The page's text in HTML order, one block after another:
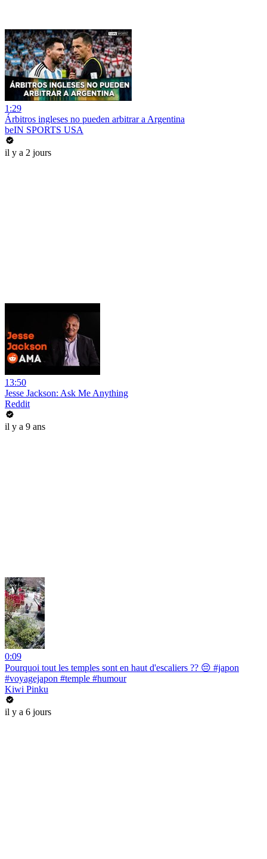
1:29
Árbitros ingleses no pueden arbitrar a Argentina
beIN SPORTS USA
il y a 2 jours
13:50
Jesse Jackson: Ask Me Anything
Reddit
il y a 9 ans
0:09
Pourquoi tout les temples sont en haut d'escaliers ?? 😔 #japon
#voyagejapon #temple #humour
Kiwi Pinku
il y a 6 jours